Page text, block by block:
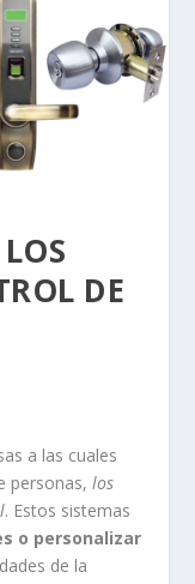
DE
a las cuales
personas,los
. Estos sistemas
o personalizar
de la